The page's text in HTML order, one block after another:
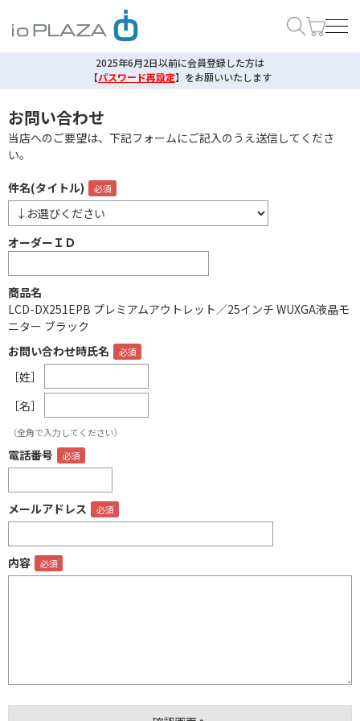
2025年6月2日以前に会員登録した方は
【パスワード再設定】 をお願いいたします
お問い合わせ
当店へのご要望は、下記フォームにご記入のうえ送信してくださ
い。
件名(タイトル)
オーダーＩＤ
商品名
LCD-DX251EPB プレミアムアウトレット／25インチ WUXGA液晶モ
ニター ブラック
お問い合わせ時氏名
［姓］
［名］
（全角で入力してください）
電話番号
メールアドレス
内容